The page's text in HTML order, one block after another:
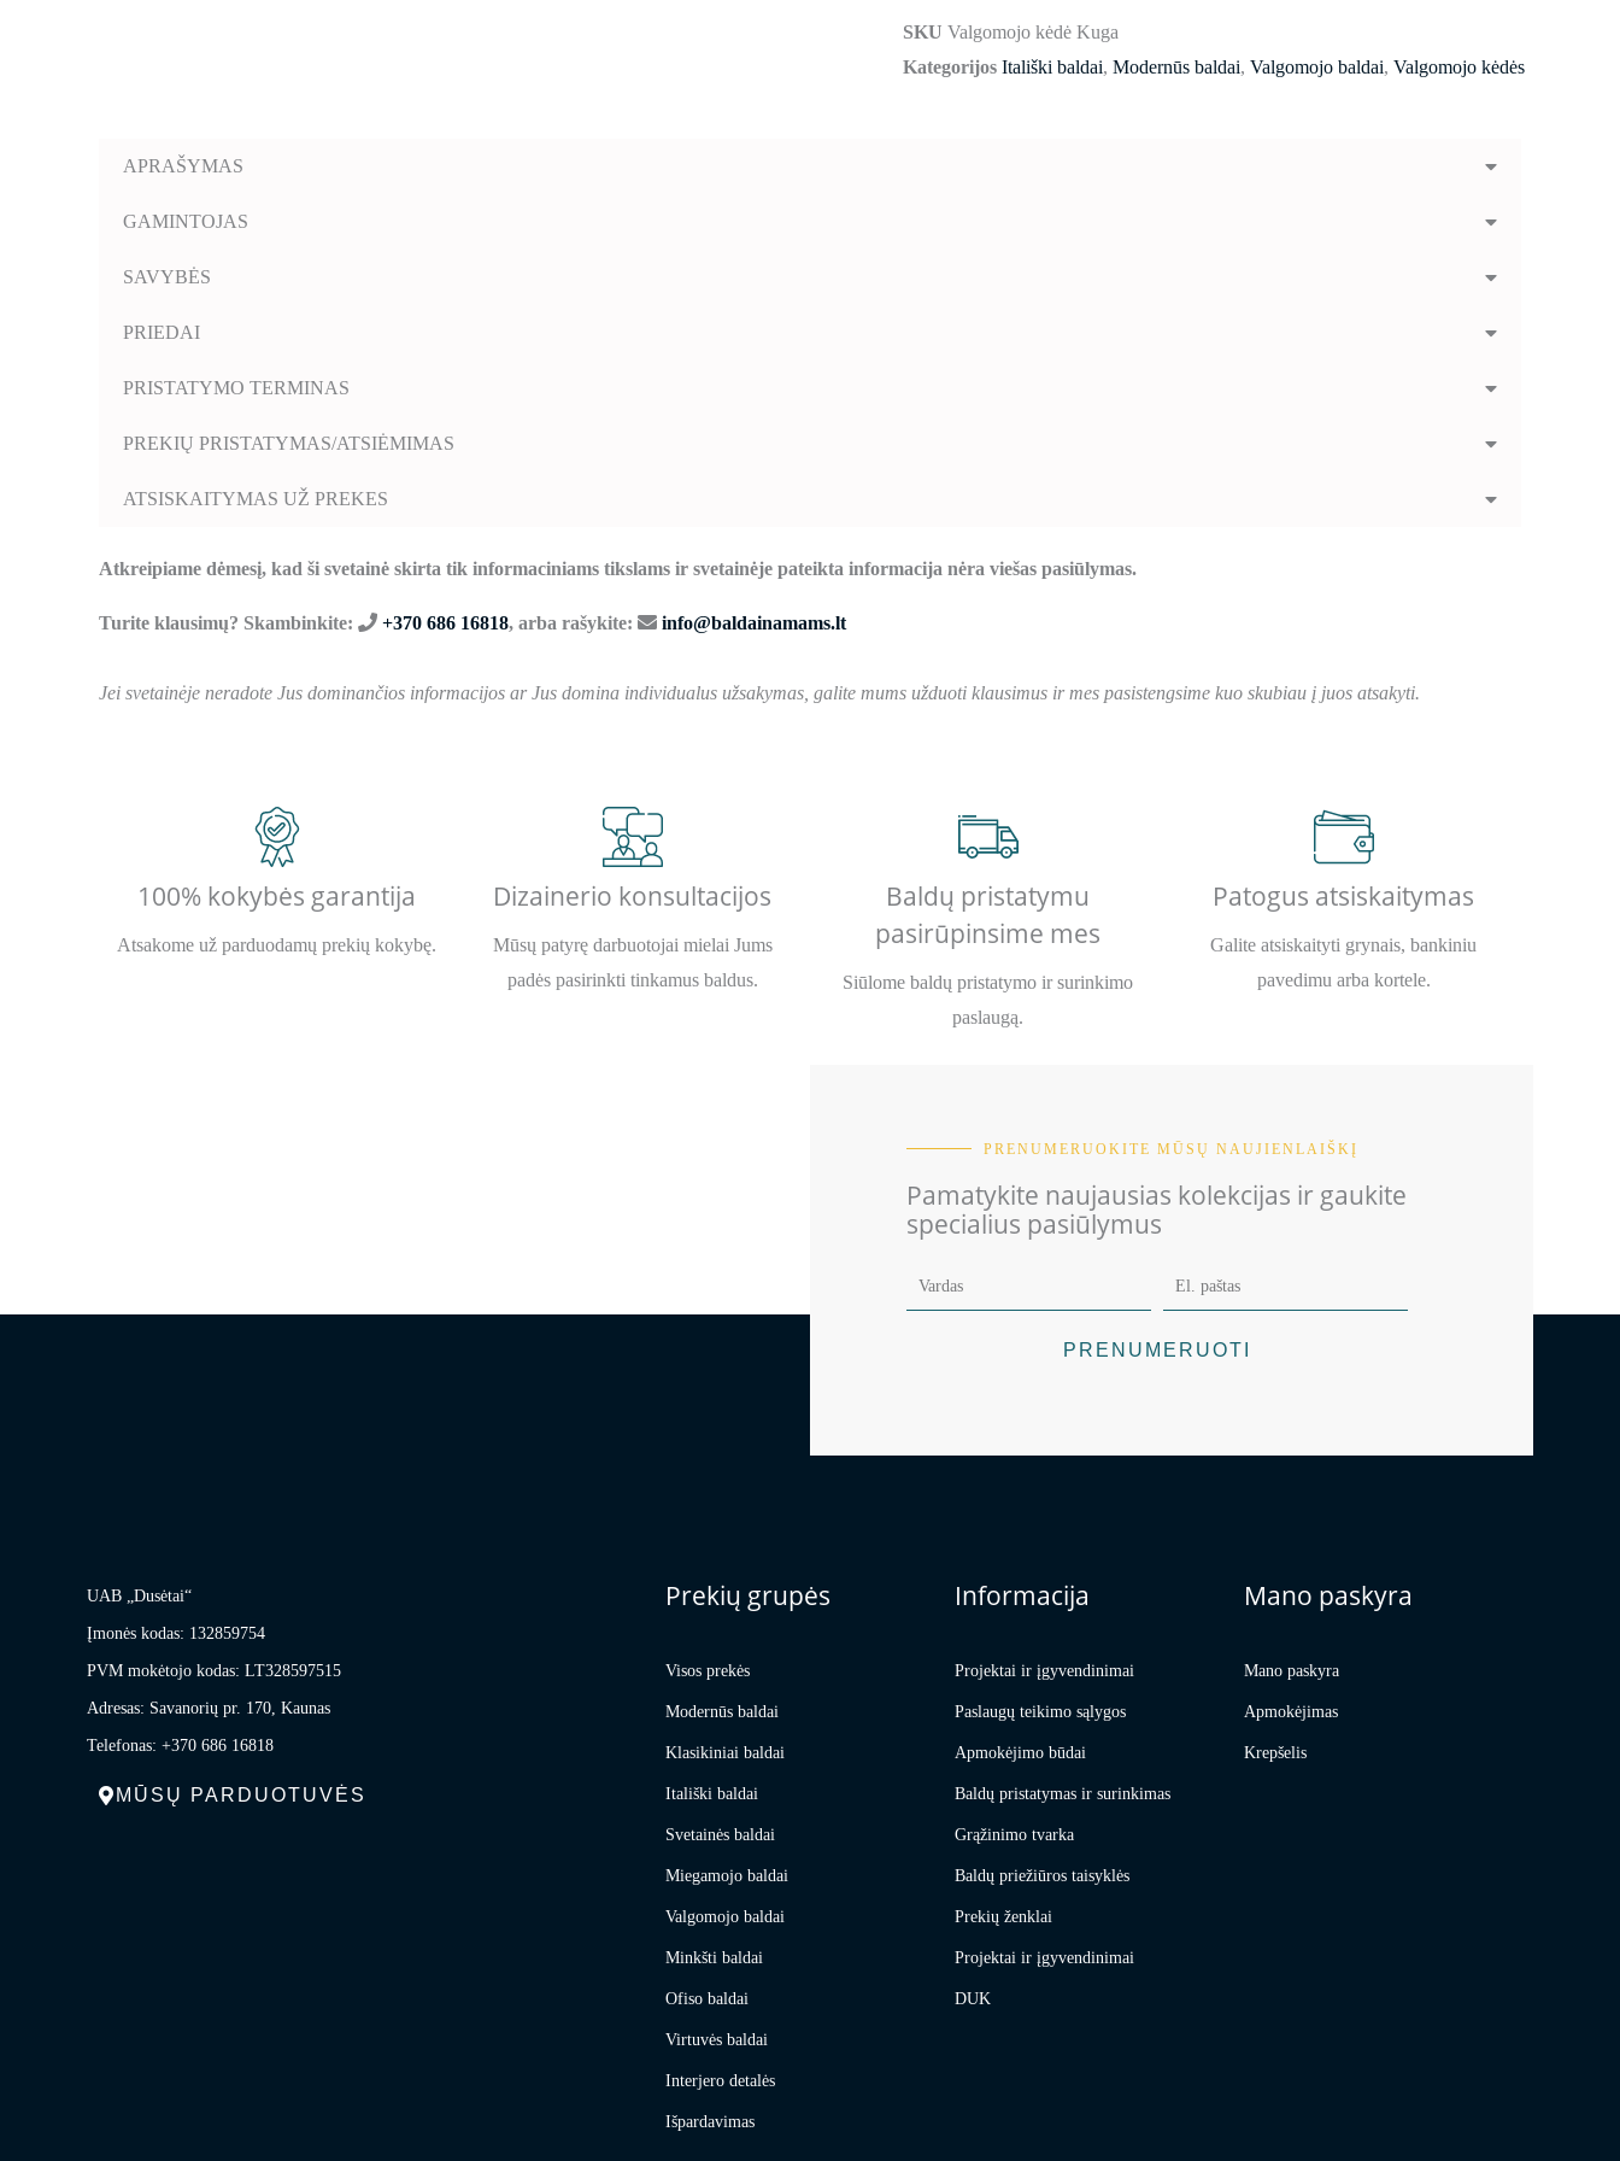
SKU Valgomojo kėdė Kuga
Kategorijos Itališki baldai, Modernūs baldai, Valgomojo baldai, Valgomojo kėdės
APRAŠYMAS
GAMINTOJAS
SAVYBĖS
PRIEDAI
PRISTATYMO TERMINAS
PREKIŲ PRISTATYMAS/ATSIĖMIMAS
ATSISKAITYMAS UŽ PREKES
Atkreipiame dėmesį, kad ši svetainė skirta tik informaciniams tikslams ir svetainėje pateikta informacija nėra viešas pasiūlymas.
Turite klausimų? Skambinkite: +370 686 16818, arba rašykite: info@baldainamams.lt
Jei svetainėje neradote Jus dominančios informacijos ar Jus domina individualus užsakymas, galite mums užduoti klausimus ir mes pasistengsime kuo skubiau į juos atsakyti.
100% kokybės garantija
Atsakome už parduodamų prekių kokybę.
Dizainerio konsultacijos
Mūsų patyrę darbuotojai mielai Jums
padės pasirinkti tinkamus baldus.
Baldų pristatymu
pasirūpinsime mes
Siūlome baldų pristatymo ir surinkimo
paslaugą.
Patogus atsiskaitymas
Galite atsiskaityti grynais, bankiniu
pavedimu arba kortele.
PRENUMERUOKITE MŪSŲ NAUJIENLAIŠKĮ
Pamatykite naujausias kolekcijas ir gaukite
specialius pasiūlymus
PRENUMERUOTI
UAB „Dusėtai“
Įmonės kodas: 132859754
PVM mokėtojo kodas: LT328597515
Adresas: Savanorių pr. 170, Kaunas
Telefonas: +370 686 16818
MŪSŲ PARDUOTUVĖS
Prekių grupės
Visos prekės
Modernūs baldai
Klasikiniai baldai
Itališki baldai
Svetainės baldai
Miegamojo baldai
Valgomojo baldai
Minkšti baldai
Ofiso baldai
Virtuvės baldai
Interjero detalės
Išpardavimas
Informacija
Projektai ir įgyvendinimai
Paslaugų teikimo sąlygos
Apmokėjimo būdai
Baldų pristatymas ir surinkimas
Grąžinimo tvarka
Baldų priežiūros taisyklės
Prekių ženklai
Projektai ir įgyvendinimai
DUK
Mano paskyra
Mano paskyra
Apmokėjimas
Krepšelis